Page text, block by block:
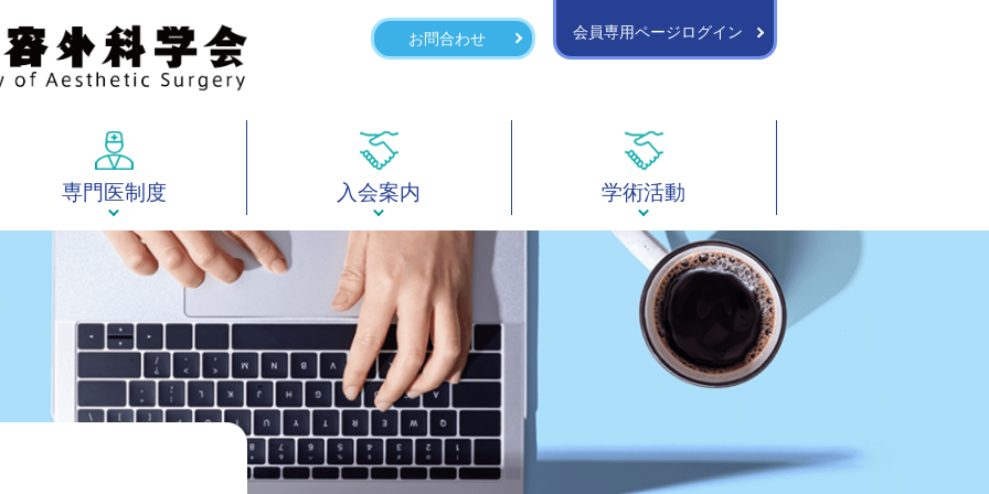
お問合わせ 会員専用ページログイン
専門医制度 入会案内 学術活動